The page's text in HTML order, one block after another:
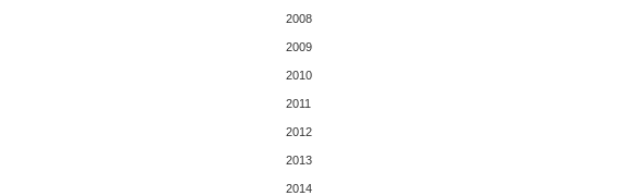
2008
2009
2010
2011
2012
2013
2014